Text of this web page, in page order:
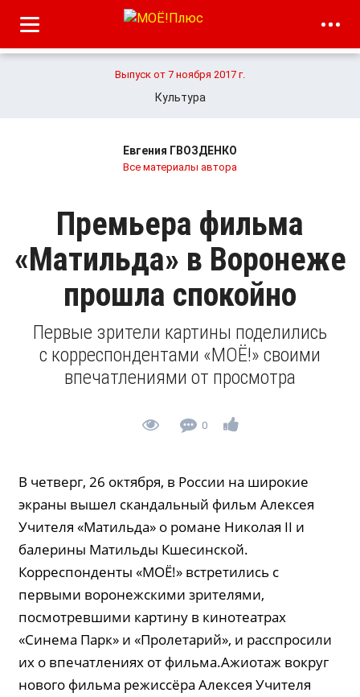
Выпуск от 7 ноября 2017 г.
Культура
Евгения ГВОЗДЕНКО
Все материалы автора
Премьера фильма
«Матильда» в Воронеже
прошла спокойно
Первые зрители картины поделились
с корреспондентами «МОЁ!» своими
впечатлениями от просмотра
0
В четверг, 26 октября, в России на широкие
экраны вышел скандальный фильм Алексея
Учителя «Матильда» о романе Николая II и
балерины Матильды Кшесинской.
Корреспонденты «МОЁ!» встретились с
первыми воронежскими зрителями,
посмотревшими картину в кинотеатрах
«Синема Парк» и «Пролетарий», и расспросили
их о впечатлениях от фильма.Ажиотаж вокруг
нового фильма режиссёра Алексея Учителя